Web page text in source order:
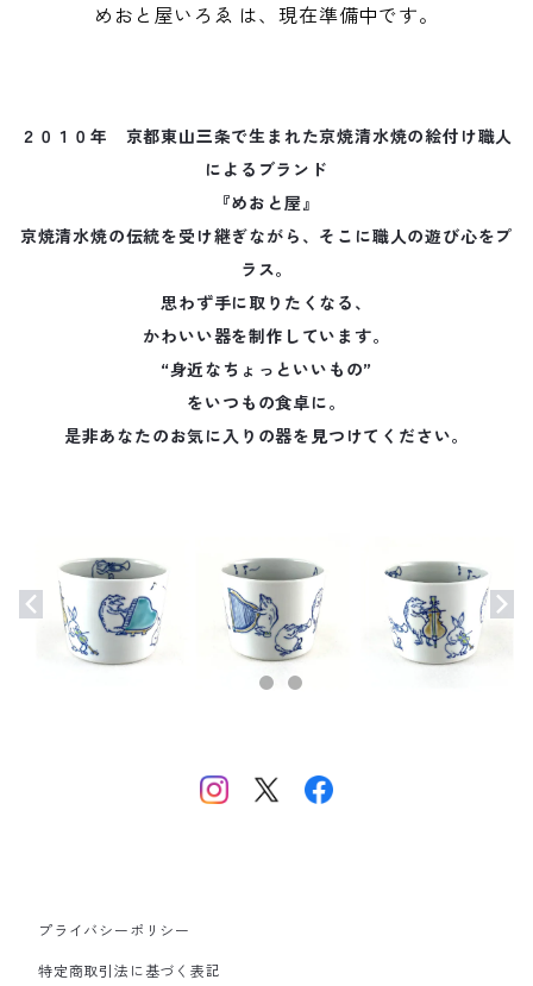
めおと屋いろゑ は、現在準備中です。
２０１０年 京都東山三条で生まれた京焼清水焼の絵付け職人
によるブランド
『めおと屋』
京焼清水焼の伝統を受け継ぎながら、そこに職人の遊び心をプ
ラス。
思わず手に取りたくなる、
かわいい器を制作しています。
“身近なちょっといいもの”
をいつもの食卓に。
是非あなたのお気に入りの器を見つけてください。
プライバシーポリシー
特定商取引法に基づく表記